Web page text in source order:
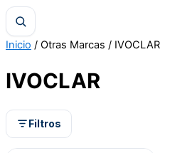
Inicio / Otras Marcas / IVOCLAR
IVOCLAR
Filtros